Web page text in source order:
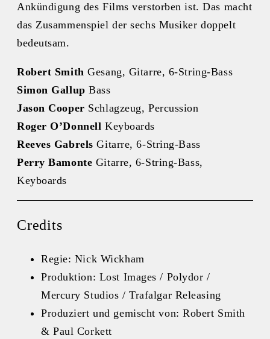
Ankündigung des Films verstorben ist. Das macht
das Zusammenspiel der sechs Musiker doppelt
bedeutsam.
Robert Smith Gesang, Gitarre, 6‑String‑Bass
Simon Gallup Bass
Jason Cooper Schlagzeug, Percussion
Roger O’Donnell Keyboards
Reeves Gabrels Gitarre, 6‑String‑Bass
Perry Bamonte Gitarre, 6‑String‑Bass,
Keyboards
Credits
Regie: Nick Wickham
Produktion: Lost Images / Polydor /
Mercury Studios / Trafalgar Releasing
Produziert und gemischt von: Robert Smith
& Paul Corkett